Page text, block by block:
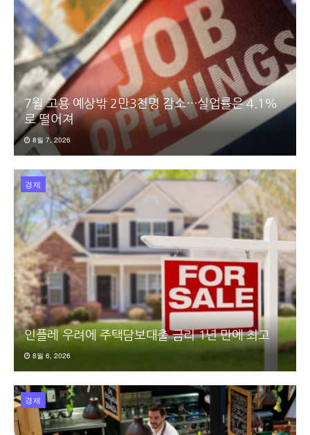
7월 고용 예상밖 2만3천명 감소…실업률은 4.1%
로 떨어져
8월 7, 2026
경제
인플레 우려에 주택담보대출 금리 1년 만에 최고
8월 6, 2026
경제